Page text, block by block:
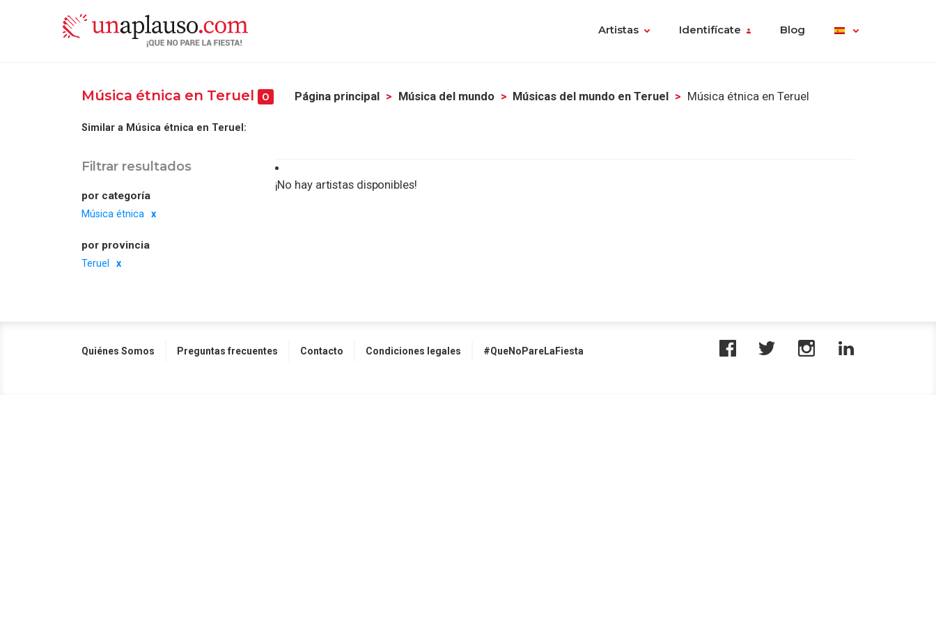
Artistas Identifícate Blog
Música étnica en Teruel 0 Página principal Música del mundo Músicas del mundo en Teruel Música étnica en Teruel
Similar a Música étnica en Teruel:
Filtrar resultados
por categoría
Música étnica
por provincia
Teruel
¡No hay artistas disponibles!
Quiénes Somos Preguntas frecuentes Contacto Condiciones legales #QueNoPareLaFiesta